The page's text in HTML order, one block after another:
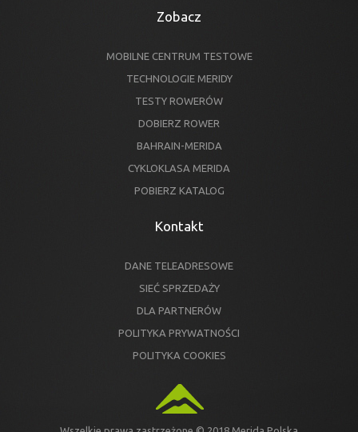
Zobacz
MOBILNE CENTRUM TESTOWE
TECHNOLOGIE MERIDY
TESTY ROWERÓW
DOBIERZ ROWER
BAHRAIN-MERIDA
CYKLOKLASA MERIDA
POBIERZ KATALOG
Kontakt
DANE TELEADRESOWE
SIEĆ SPRZEDAŻY
DLA PARTNERÓW
POLITYKA PRYWATNOŚCI
POLITYKA COOKIES